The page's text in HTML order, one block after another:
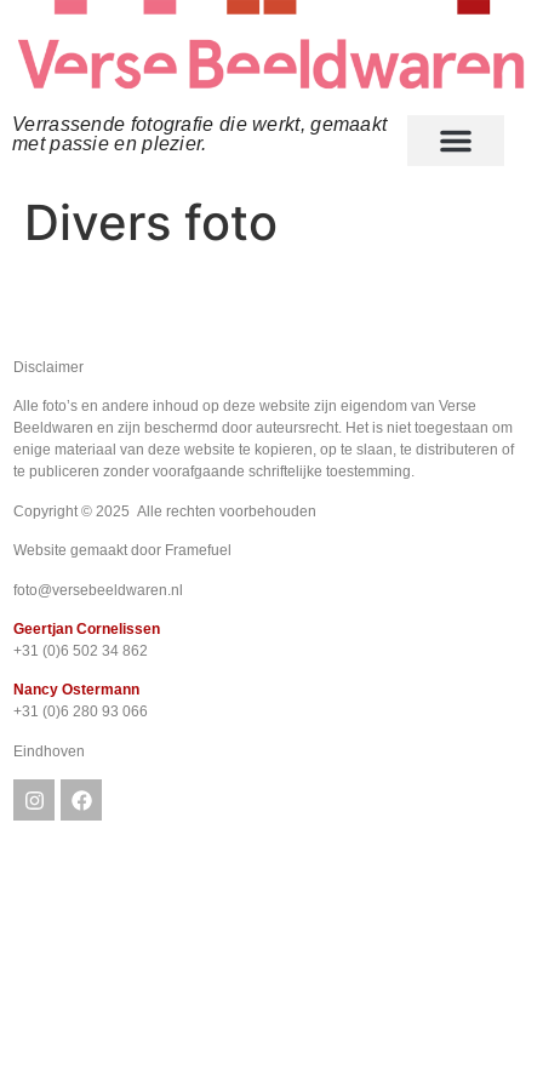
Verrassende fotografie die werkt, gemaakt
met passie en plezier.
Divers foto
Disclaimer
Alle foto’s en andere inhoud op deze website zijn eigendom van Verse
Beeldwaren en zijn beschermd door auteursrecht. Het is niet toegestaan om
enige materiaal van deze website te kopieren, op te slaan, te distributeren of
te publiceren zonder voorafgaande schriftelijke toestemming.
Copyright © 2025 Alle rechten voorbehouden
Website gemaakt door Framefuel
foto@versebeeldwaren.nl
Geertjan Cornelissen
+31 (0)6 502 34 862
Nancy Ostermann
+31 (0)6 280 93 066
Eindhoven